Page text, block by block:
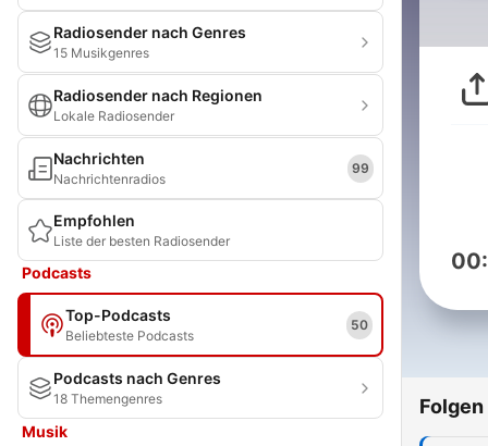
Radiosender nach Genres
15 Musikgenres
Radiosender nach Regionen
Lokale Radiosender
Nachrichten
Nachrichtenradios
99
Empfohlen
Liste der besten Radiosender
Podcasts
Top-Podcasts
Beliebteste Podcasts
50
Podcasts nach Genres
18 Themengenres
Musik
Folgen